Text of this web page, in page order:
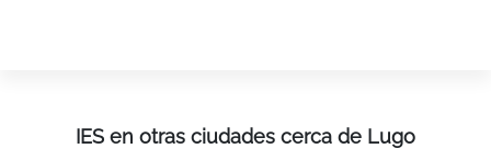
IES en otras ciudades cerca de Lugo